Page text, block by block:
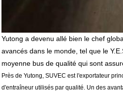
Yutong a devenu allé bien le chef
avancés dans le monde, tel que le
moyenne bus de qualité qui sont
Près de Yutong, SUVEC est l'exportateur
d'entraîneur utilisés par qualité. Un des